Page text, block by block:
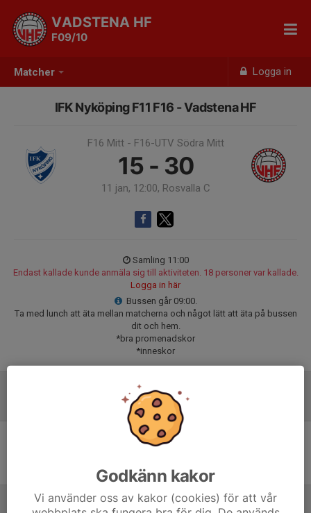
Matcher Logga in
VADSTENA HF
F09/10
IFK Nyköping F11 F16 - Vadstena HF
F16 Mitt - F16-UTV Södra Mitt
15 - 30
11 jan, 12:00, Rosvalla C
Samling 11:00
Endast kallade kunde anmäla sig till aktiviteten. 18 personer var kallade.
Logga in här
Bussen går 09:00.
Ta med lunch att äta mellan matcherna och något lätt att äta på bussen
dit och hem.
*bra promenadskor
*inneskor
Godkänn kakor
Vi använder oss av kakor (cookies) för att vår